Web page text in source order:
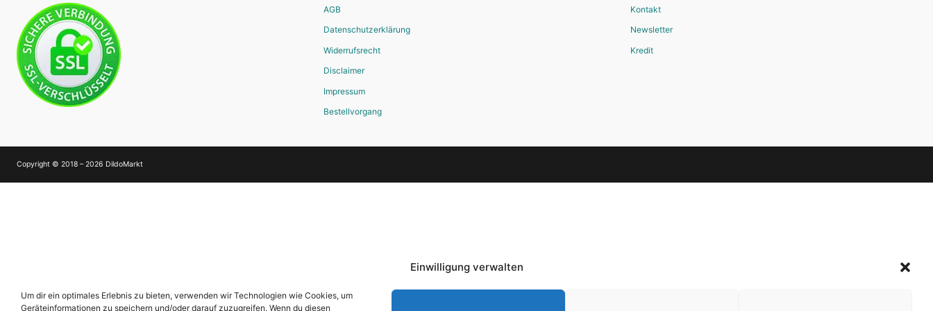
Einwilligung verwalten
Um dir ein optimales Erlebnis zu bieten, verwenden wir Technologien wie Cookies, um
Geräteinformationen zu speichern und/oder darauf zuzugreifen. Wenn du diesen
AGB
Datenschutzerklärung
Widerrufsrecht
Disclaimer
Impressum
Bestellvorgang
Kontakt
Newsletter
Kredit
Copyright © 2018 – 2026 DildoMarkt